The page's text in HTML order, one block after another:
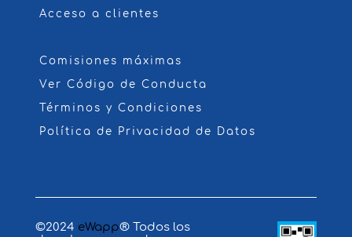
Acceso a clientes
Comisiones máximas
Ver Código de Conducta
Términos y Condiciones
Política de Privacidad de Datos
©2024 eWapp® Todos los